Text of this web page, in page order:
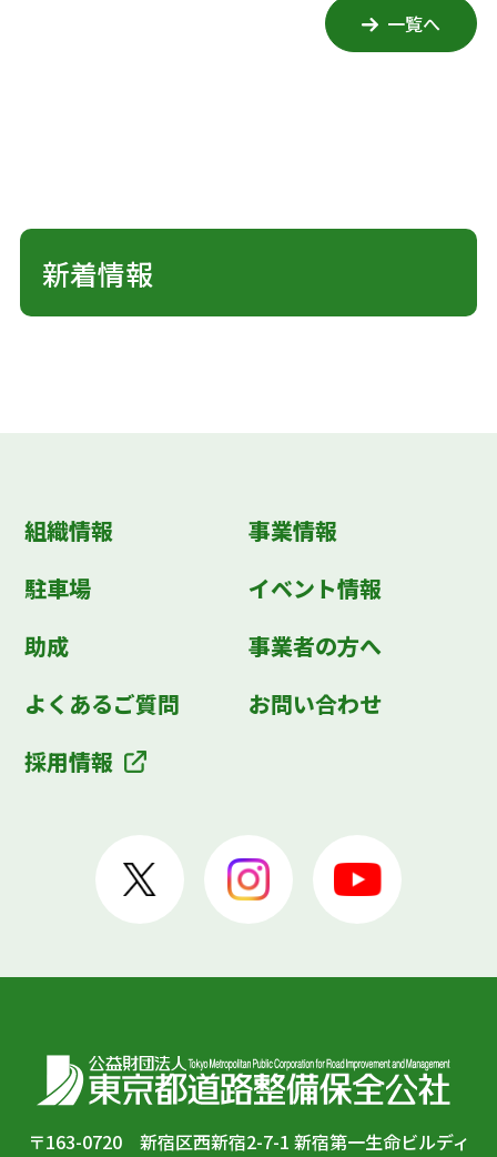
一覧へ
新着情報
組織情報
事業情報
駐車場
イベント情報
助成
事業者の方へ
よくあるご質問
お問い合わせ
採用情報
〒163-0720 新宿区西新宿2-7-1 新宿第一生命ビルディ